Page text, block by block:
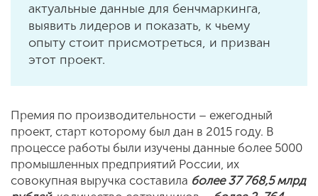
актуальные данные для бенчмаркинга,
выявить лидеров и показать, к чьему
опыту стоит присмотреться, и призван
этот проект.
Премия по производительности – ежегодный
проект, старт которому был дан в 2015 году. В
процессе работы были изучены данные более 5000
промышленных предприятий России, их
совокупная выручка составила более 37 768,5 млрд